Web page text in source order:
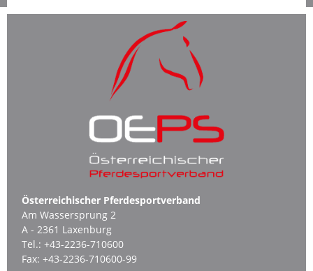
Österreichischer Pferdesportverband
Am Wassersprung 2
A - 2361 Laxenburg
Tel.: +43-2236-710600
Fax: +43-2236-710600-99